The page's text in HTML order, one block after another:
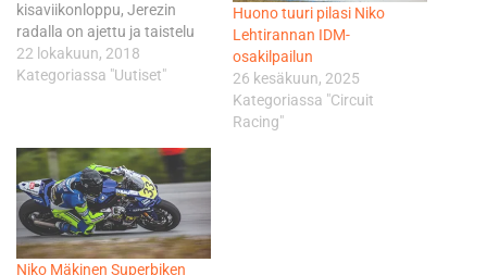
kisaviikonloppu, Jerezin
radalla on ajettu ja taistelu
OPEN 1000-luokan pisteistä
lässähti jo perjantain
pistejahti loppui jo parin
ajetun kisakierroksen
jälkeen. Kerrataanpa hieman
viikonlopun tapahtumia.
Torstaina ja Perjantaina
rataan tutustuttiin vain parin
22 lokakuun, 2018
Kategoriassa "Uutiset"
Huono tuuri pilasi Niko
Lehtirannan IDM-
osakilpailun
26 kesäkuun, 2025
Kategoriassa "Circuit
Racing"
Niko Mäkinen Superbiken